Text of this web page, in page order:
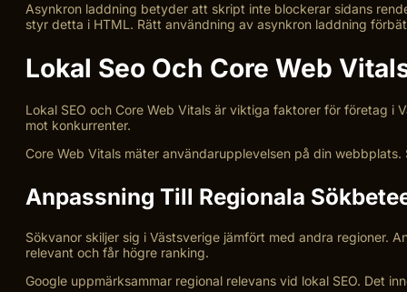
Asynkron laddning betyder att skript inte blockerar sidans
styr detta i HTML. Rätt användning av asynkron laddning
Lokal Seo Och Core Web
Lokal SEO och Core Web Vitals är viktiga faktorer för företag
mot konkurrenter.
Core Web Vitals mäter användarupplevelsen på din
Anpassning Till Regionala
Sökvanor skiljer sig i Västsverige jämfört med andra regioner.
relevant och får högre ranking.
Google uppmärksammar regional relevans vid lokal SEO. Det